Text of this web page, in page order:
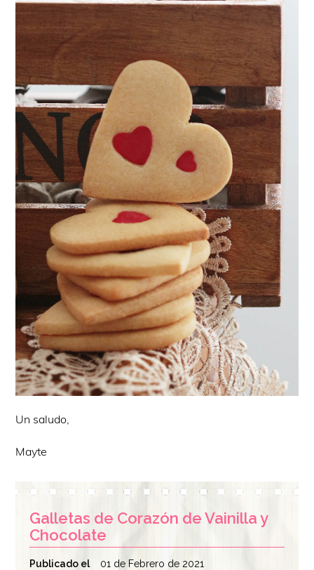
Un saludo,
Mayte
Galletas de Corazón de Vainilla y
Chocolate
Publicado el 01 de Febrero de 2021